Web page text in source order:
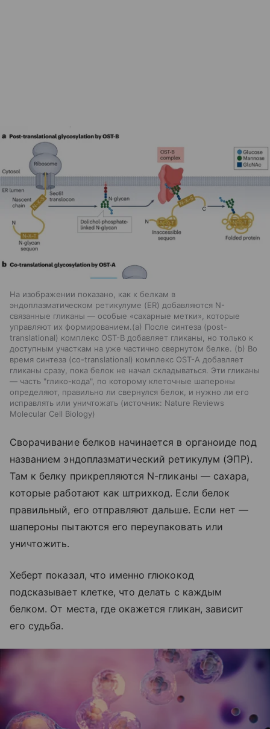
На изображении показано, как к белкам в
эндоплазматическом ретикулуме (ER) добавляются N-
связанные гликаны — особые «сахарные метки», которые
управляют их формированием.(a) После синтеза (post-
translational) комплекс OST-B добавляет гликаны, но только к
доступным участкам на уже частично свернутом белке. (b) Во
время синтеза (co-translational) комплекс OST-A добавляет
гликаны сразу, пока белок не начал складываться. Эти гликаны
— часть "глико-кода", по которому клеточные шапероны
определяют, правильно ли свернулся белок, и нужно ли его
исправлять или уничтожать
источник: Nature Reviews
Molecular Cell Biology
Сворачивание белков начинается в органоиде под
названием эндоплазматический ретикулум (ЭПР).
Там к белку прикрепляются N-гликаны — сахара,
которые работают как штрихкод. Если белок
правильный, его отправляют дальше. Если нет —
шапероны пытаются его переупаковать или
уничтожить.
Хеберт показал, что именно глюкокод
подсказывает клетке, что делать с каждым
белком. От места, где окажется гликан, зависит
его судьба.